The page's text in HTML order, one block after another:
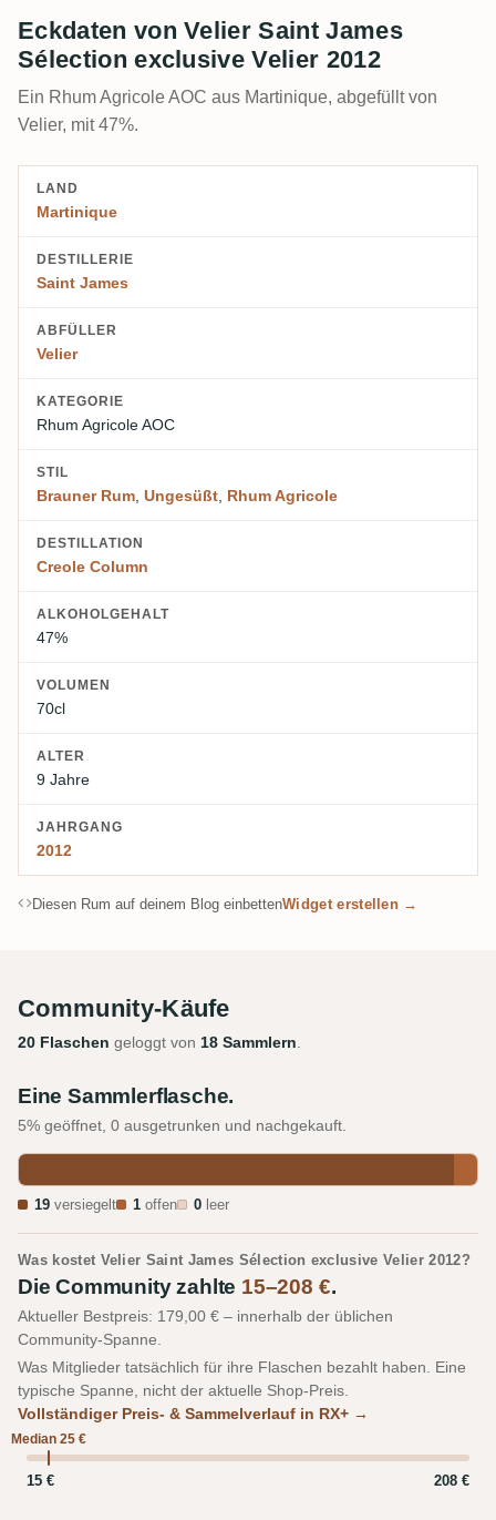
Eckdaten von Velier Saint James
Sélection exclusive Velier 2012
Ein Rhum Agricole AOC aus Martinique, abgefüllt von
Velier, mit 47%.
LAND
Martinique
DESTILLERIE
Saint James
ABFÜLLER
Velier
KATEGORIE
Rhum Agricole AOC
STIL
Brauner Rum, Ungesüßt, Rhum Agricole
DESTILLATION
Creole Column
ALKOHOLGEHALT
47%
VOLUMEN
70cl
ALTER
9 Jahre
JAHRGANG
2012
Diesen Rum auf deinem Blog einbettenWidget erstellen →
Community-Käufe
20 Flaschen geloggt von 18 Sammlern.
Eine Sammlerflasche.
5% geöffnet, 0 ausgetrunken und nachgekauft.
19 versiegelt 1 offen 0 leer
Was kostet Velier Saint James Sélection exclusive Velier 2012?
Die Community zahlte 15–208 €.
Aktueller Bestpreis: 179,00 € – innerhalb der üblichen
Community-Spanne.
Was Mitglieder tatsächlich für ihre Flaschen bezahlt haben. Eine
typische Spanne, nicht der aktuelle Shop-Preis.
Vollständiger Preis- & Sammelverlauf in RX+ →
Median 25 €
15 € 208 €